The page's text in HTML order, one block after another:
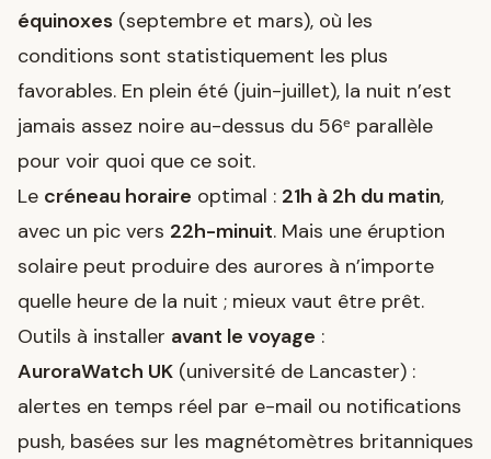
équinoxes (septembre et mars), où les
conditions sont statistiquement les plus
favorables. En plein été (juin-juillet), la nuit n’est
jamais assez noire au-dessus du 56ᵉ parallèle
pour voir quoi que ce soit.
Le créneau horaire optimal : 21h à 2h du matin,
avec un pic vers 22h-minuit. Mais une éruption
solaire peut produire des aurores à n’importe
quelle heure de la nuit ; mieux vaut être prêt.
Outils à installer avant le voyage :
AuroraWatch UK (université de Lancaster) :
alertes en temps réel par e-mail ou notifications
push, basées sur les magnétomètres britanniques